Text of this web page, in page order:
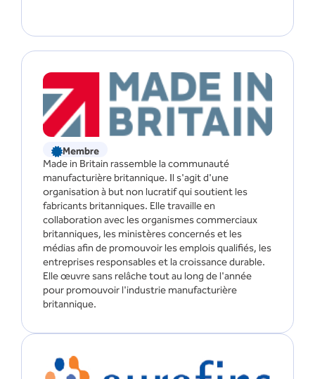
Membre
Made in Britain rassemble la communauté
manufacturière britannique. Il s'agit d'une
organisation à but non lucratif qui soutient les
fabricants britanniques. Elle travaille en
collaboration avec les organismes commerciaux
britanniques, les ministères concernés et les
médias afin de promouvoir les emplois qualifiés, les
entreprises responsables et la croissance durable.
Elle œuvre sans relâche tout au long de l'année
pour promouvoir l'industrie manufacturière
britannique.